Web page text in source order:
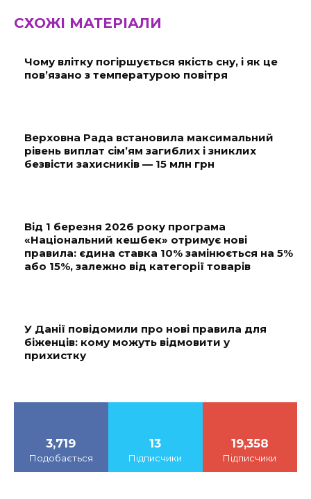
СХОЖІ МАТЕРІАЛИ
Чому влітку погіршується якість сну, і як це
пов’язано з температурою повітря
Верховна Рада встановила максимальний
рівень виплат сім’ям загиблих і зниклих
безвісти захисників — 15 млн грн
Від 1 березня 2026 року програма
«Національний кешбек» отримує нові
правила: єдина ставка 10% замінюється на 5%
або 15%, залежно від категорії товарів
У Данії повідомили про нові правила для
біженців: кому можуть відмовити у
прихистку
3,719
Подобається
13
Підписчики
19,358
Підписчики